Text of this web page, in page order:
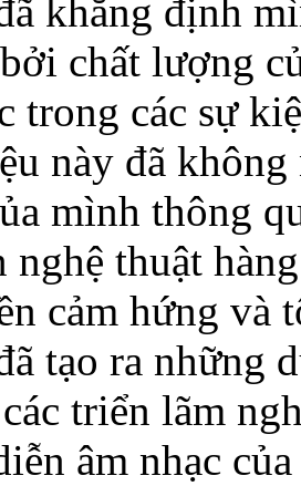
khẳng định
chất lượng
trong các sự
này đã
mình thông
nghệ thuật
cảm hứng và
tạo ra những
triển lãm
âm nhạc